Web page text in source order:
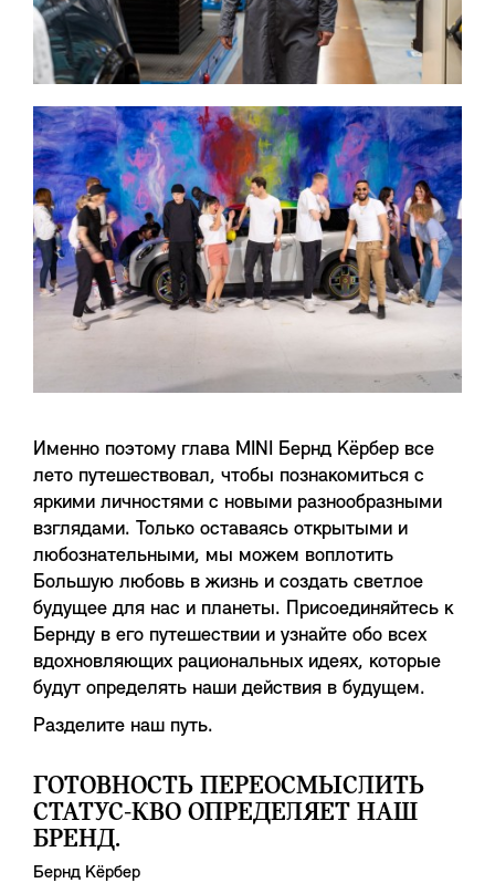
Именно поэтому глава MINI Бернд Кёрбер все
лето путешествовал, чтобы познакомиться с
яркими личностями с новыми разнообразными
взглядами. Только оставаясь открытыми и
любознательными, мы можем воплотить
Большую любовь в жизнь и создать светлое
будущее для нас и планеты. Присоединяйтесь к
Бернду в его путешествии и узнайте обо всех
вдохновляющих рациональных идеях, которые
будут определять наши действия в будущем.
Разделите наш путь.
ГОТОВНОСТЬ ПЕРЕОСМЫСЛИТЬ
СТАТУС-КВО ОПРЕДЕЛЯЕТ НАШ
БРЕНД.
Бернд Кёрбер